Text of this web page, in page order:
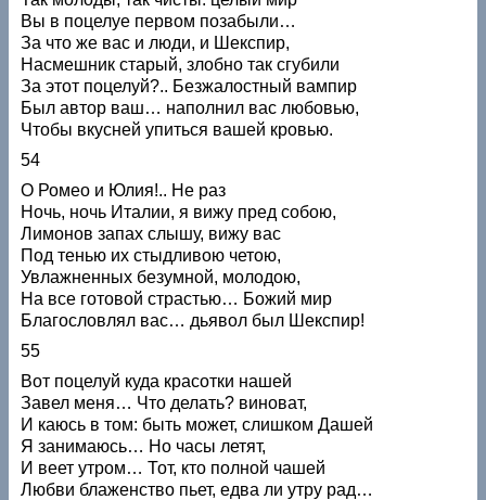
Вы в поцелуе первом позабыли…
За что же вас и люди, и Шекспир,
Насмешник старый, злобно так сгубили
За этот поцелуй?.. Безжалостный вампир
Был автор ваш… наполнил вас любовью,
Чтобы вкусней упиться вашей кровью.
54
О Ромео и Юлия!.. Не раз
Ночь, ночь Италии, я вижу пред собою,
Лимонов запах слышу, вижу вас
Под тенью их стыдливою четою,
Увлажненных безумной, молодою,
На все готовой страстью… Божий мир
Благословлял вас… дьявол был Шекспир!
55
Вот поцелуй куда красотки нашей
Завел меня… Что делать? виноват,
И каюсь в том: быть может, слишком Дашей
Я занимаюсь… Но часы летят,
И веет утром… Тот, кто полной чашей
Любви блаженство пьет, едва ли утру рад…